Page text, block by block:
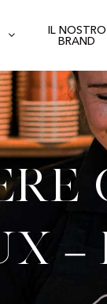
IL NOSTRO
BRAND